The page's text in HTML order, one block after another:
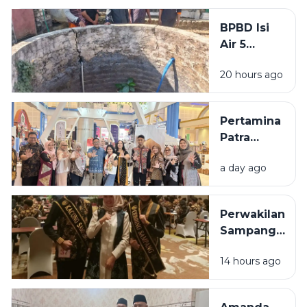
Beraksi di
11 TKP
BPBD Isi
Air 5
Warga
Sumenep
Kering
20 hours ago
Pertamina
Patra
Bawa 5
UMKM
Tampil di
Surabaya
2026
a day ago
Perwakilan
Sampang
Masuk 10
Besar pada
14 hours ago